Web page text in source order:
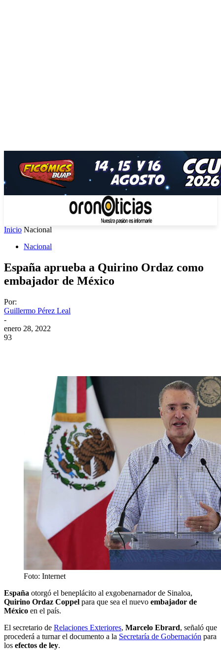
Inicio Nacional
Nacional
España aprueba a Quirino Ordaz como
embajador de México
Por:
Guillermo Pérez Leal
-
enero 28, 2022
93
Foto: Internet
España otorgó el beneplácito al exgobenarnador de Sinaloa,
Quirino Ordaz Coppel para que sea el nuevo embajador de
México en el país.
El secretario de Relaciones Exteriores, Marcelo Ebrard, señaló que
procederá a turnar el documento a la Secretaría de Gobernación para
los efectos de ley.